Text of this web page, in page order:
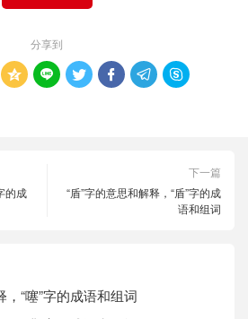
分享到
     
的成
下一篇
“盾”字的意思和解释，“盾”字的成
语和组词
，“噻”字的成语和组词